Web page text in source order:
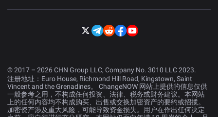
© 2017 – 2026 CHN Group LLC, Company No. 3010 LLC 2023.
注册地址：Euro House, Richmond Hill Road, Kingstown, Saint
Vincent and the Grenadines。 ChangeNOW 网站上提供的信息仅供
一般参考之用，不构成任何投资、法律、税务或财务建议。本网站
上的任何内容均不构成购买、出售或交换加密资产的要约或招揽。
加密资产涉及重大风险，可能导致资金损失。用户在作出任何决定